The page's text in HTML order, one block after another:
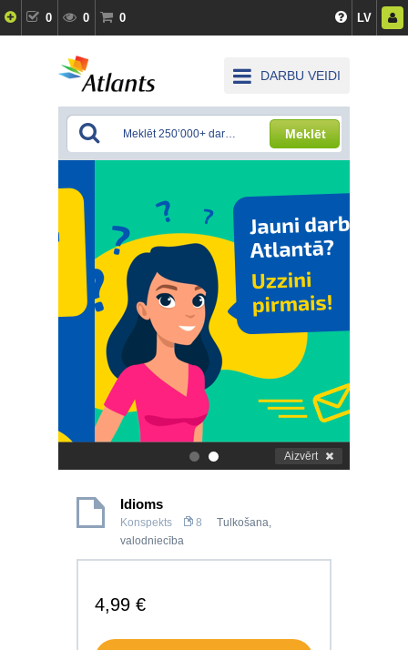
0 0 0 LV
DARBU VEIDI
Meklēt
. Aizvērt
Idioms
Konspekts 8
Tulkošana,
valodniecība
4,99 €